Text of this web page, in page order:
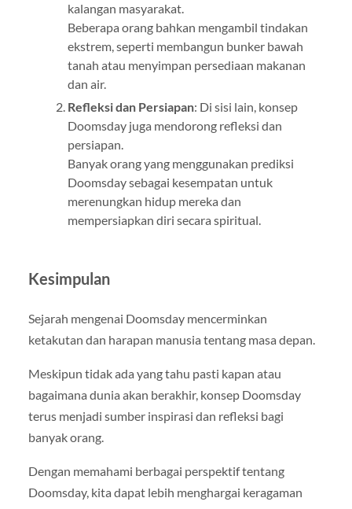
kalangan masyarakat.
Beberapa orang bahkan mengambil tindakan
ekstrem, seperti membangun bunker bawah
tanah atau menyimpan persediaan makanan
dan air.
Refleksi dan Persiapan: Di sisi lain, konsep
Doomsday juga mendorong refleksi dan
persiapan.
Banyak orang yang menggunakan prediksi
Doomsday sebagai kesempatan untuk
merenungkan hidup mereka dan
mempersiapkan diri secara spiritual.
Kesimpulan
Sejarah mengenai Doomsday mencerminkan
ketakutan dan harapan manusia tentang masa depan.
Meskipun tidak ada yang tahu pasti kapan atau
bagaimana dunia akan berakhir, konsep Doomsday
terus menjadi sumber inspirasi dan refleksi bagi
banyak orang.
Dengan memahami berbagai perspektif tentang
Doomsday, kita dapat lebih menghargai keragaman